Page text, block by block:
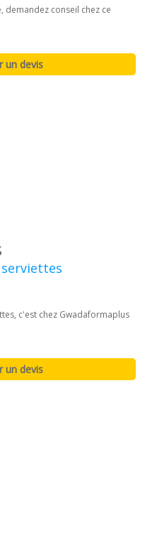
demandez conseil chez ce
c'est chez Gwadaformaplus